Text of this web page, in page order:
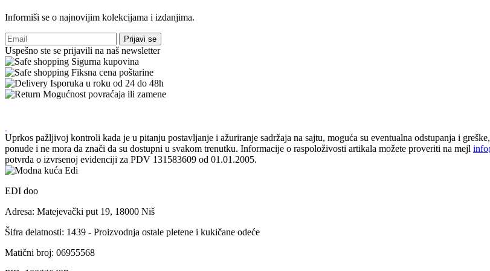
Informiši se o najnovijim kolekcijama i izdanjima.
Prijavi se
Uspešno ste se prijavili na naš newsletter
Sigurna kupovina
Fiksna cena poštarine
Isporuka u roku od 24 do 48h
Mogućnost povraćaja ili zamene
Uprkos pažljivoj kontroli kada je u pitanju postavljanje i ažuriranje sadržaja na sajtu, moguća su eventualna odstupanja i
ponude i ne mora da znači da su dostupni u svakom trenutku. Informacije o raspoloživosti artikala možete proveriti na mejl
potvrda o izvrsenoj evidenciji za PDV 131583609 od 01.01.2005.
EDI doo
Adresa: Matejevački put 19, 18000 Niš
Šifra delatnosti: 1439 - Proizvodnja ostale pletene i kukičane odeće
Matični broj: 06955568